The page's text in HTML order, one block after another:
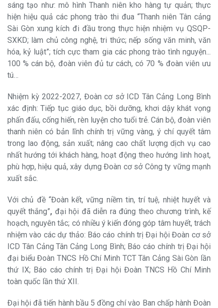
sáng tạo như: mô hình Thanh niên kho hàng tự quản; thực
hiện hiệu quả các phong trào thi đua “Thanh niên Tân cảng
Sài Gòn xung kích đi đầu trong thực hiện nhiệm vụ QSQP-
SXKD; làm chủ công nghệ, tri thức; nếp sống văn minh, văn
hóa, kỷ luật”; tích cực tham gia các phong trào tình nguyện...
100 % cán bộ, đoàn viên đủ tư cách, có 70 % đoàn viên ưu
tú…
Nhiệm kỳ 2022-2027, Đoàn cơ sở ICD Tân Cảng Long Bình
xác định: Tiếp tục giáo dục, bồi dưỡng, khơi dậy khát vọng
phấn đấu, cống hiến, rèn luyện cho tuổi trẻ. Cán bộ, đoàn viên
thanh niên có bản lĩnh chính trị vững vàng, ý chí quyết tâm
trong lao động, sản xuất; nâng cao chất lượng dịch vụ cao
nhất hướng tới khách hàng, hoạt động theo hướng linh hoạt,
phù hợp, hiệu quả, xây dựng Đoàn cơ sở Công ty vững mạnh
xuất sắc.
Với chủ đề “Đoàn kết, vững niềm tin, trí tuệ, nhiệt huyết và
quyết thắng”, đại hội đã diễn ra đúng theo chương trình, kế
hoạch, nguyên tắc; có nhiều ý kiến đóng góp tâm huyết, trách
nhiệm vào các dự thảo: Báo cáo chính trị Đại hội Đoàn cơ sở
ICD Tân Cảng Tân Cảng Long Bình; Báo cáo chính trị Đại hội
đại biểu Đoàn TNCS Hồ Chí Minh TCT Tân Cảng Sài Gòn lần
thứ IX; Báo cáo chính trị Đại hội Đoàn TNCS Hồ Chí Minh
toàn quốc lần thứ XII.
Đại hội đã tiến hành bầu 5 đồng chí vào Ban chấp hành Đoàn